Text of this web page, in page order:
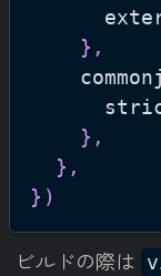
} ,
} ,
} ,
} )
ビルドの際は